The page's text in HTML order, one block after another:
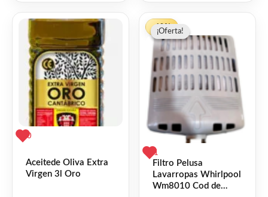
5
0
Aceitede Oliva Extra
Virgen 3l Oro
¡Oferta!
-10%
1
¡Oferta!
Filtro Pelusa
Lavarropas Whirlpool
Wm8010 Cod de
precio
original
era:
$1,290.
precio
actual
es: